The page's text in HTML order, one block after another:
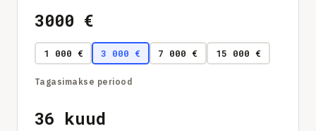
3000 €
1 000 € 3 000 € 7 000 € 15 000 €
Tagasimakse periood
36 kuud